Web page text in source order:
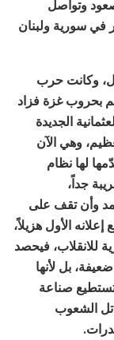
يأت بعده صعود وتواصل
سورية ولبنان
وكانت حرب
ثم بحروب غزة فزاد
الجديدة
وهي الآن
لها نظام
جداً،
وأن تقف على
الأول هزيلاً،
للانقلاب، فيحصد
بل لأنها
تستطيع صناعة
الشعوب